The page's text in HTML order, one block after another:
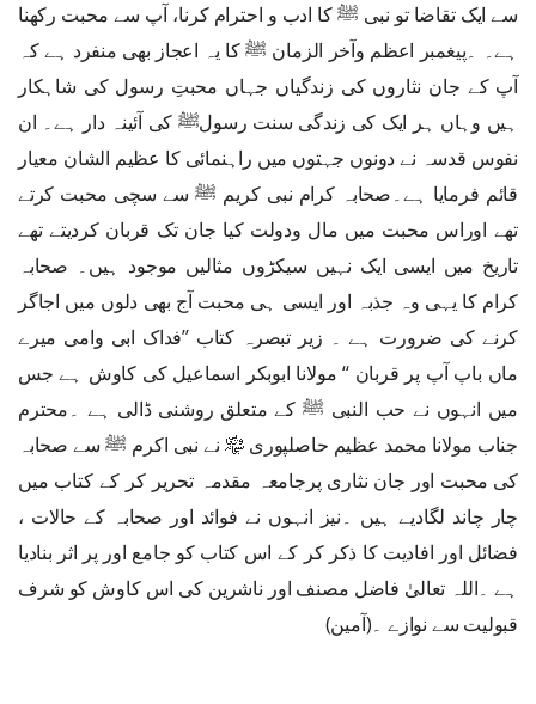
سے ایک تقاضا تو نبی ﷺ کا ادب و احترام کرنا، آپ سے محبت رکھنا
ہے۔ ۔پیغمبر اعظم وآخر الزمان ﷺ کا یہ اعجاز بھی منفرد ہے کہ
آپ کے جان نثاروں کی زندگیاں جہاں محبتِ رسول کی شاہکار
ہیں وہاں ہر ایک کی زندگی سنت رسولﷺ کی آئینہ دار ہے۔ ان
نفوس قدسہ نے دونوں جہتوں میں راہنمائی کا عظیم الشان معیار
قائم فرمایا ہے۔صحابہ کرام نبی کریم ﷺ سے سچی محبت کرتے
تھے اوراس محبت میں مال ودولت کیا جان تک قربان کردیتے تھے
تاریخ میں ایسی ایک نہیں سیکڑوں مثالیں موجود ہیں۔ صحابہ
کرام کا یہی وہ جذبہ اور ایسی ہی محبت آج بھی دلوں میں اجاگر
کرنے کی ضرورت ہے ۔ زیر تبصرہ کتاب ’’فداک ابی وامی میرے
ماں باپ آپ پر قربان ‘‘ مولانا ابوبکر اسماعیل کی کاوش ہے جس
میں انہوں نے حب النبی ﷺ کے متعلق روشنی ڈالی ہے ۔محترم
جناب مولانا محمد عظیم حاصلپوری ﷾ نے نبی اکرم ﷺ سے صحابہ
کی محبت اور جان نثاری پرجامعہ مقدمہ تحریر کر کے کتاب میں
چار چاند لگادیے ہیں ۔نیز انہوں نے فوائد اور صحابہ کے حالات ،
فضائل اور افادیت کا ذکر کر کے اس کتاب کو جامع اور پر اثر بنادیا
ہے ۔اللہ تعالیٰ فاضل مصنف اور ناشرین کی اس کاوش کو شرف
قبولیت سے نوازے ۔(آمین)